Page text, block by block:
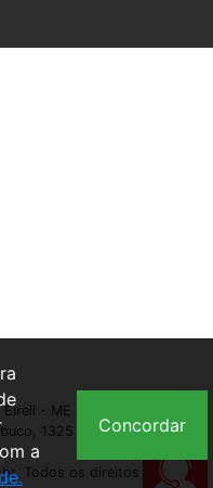
- ME | CNPJ:
1325 - São Cristóvão,
Todos os direitos
a
Concordar